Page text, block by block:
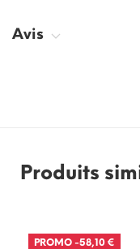
Avis
Produits
PROMO -58,10 €